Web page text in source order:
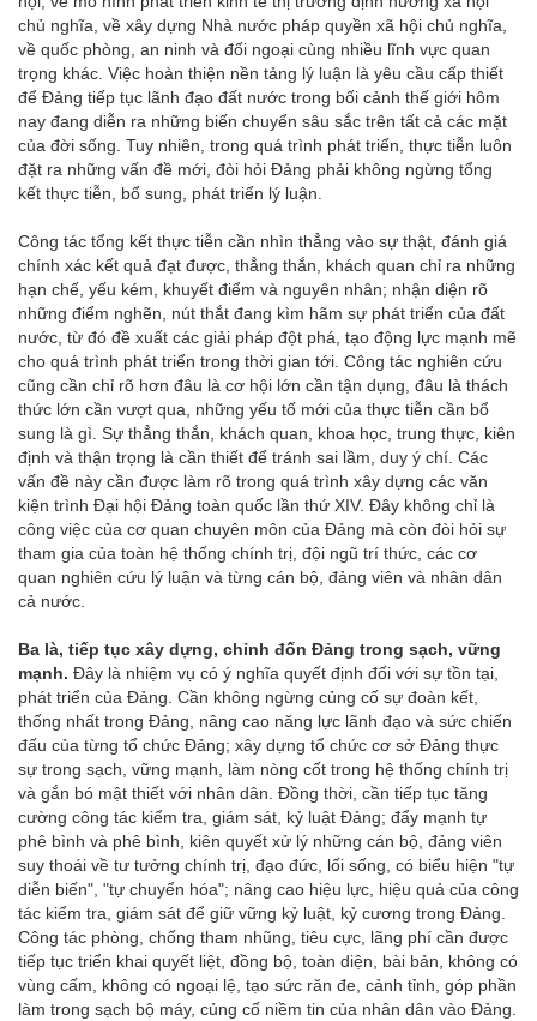
chủ nghĩa, về xây dựng Nhà nước pháp quyền xã hội chủ nghĩa,
về quốc phòng, an ninh và đối ngoại cùng nhiều lĩnh vực quan
trọng khác. Việc hoàn thiện nền tảng lý luận là yêu cầu cấp thiết
để Đảng tiếp tục lãnh đạo đất nước trong bối cảnh thế giới hôm
nay đang diễn ra những biến chuyển sâu sắc trên tất cả các mặt
của đời sống. Tuy nhiên, trong quá trình phát triển, thực tiễn luôn
đặt ra những vấn đề mới, đòi hỏi Đảng phải không ngừng tổng
kết thực tiễn, bổ sung, phát triển lý luận.
Công tác tổng kết thực tiễn cần nhìn thẳng vào sự thật, đánh giá
chính xác kết quả đạt được, thẳng thắn, khách quan chỉ ra những
hạn chế, yếu kém, khuyết điểm và nguyên nhân; nhận diện rõ
những điểm nghẽn, nút thắt đang kìm hãm sự phát triển của đất
nước, từ đó đề xuất các giải pháp đột phá, tạo động lực mạnh mẽ
cho quá trình phát triển trong thời gian tới. Công tác nghiên cứu
cũng cần chỉ rõ hơn đâu là cơ hội lớn cần tận dụng, đâu là thách
thức lớn cần vượt qua, những yếu tố mới của thực tiễn cần bổ
sung là gì. Sự thẳng thắn, khách quan, khoa học, trung thực, kiên
định và thận trọng là cần thiết để tránh sai lầm, duy ý chí. Các
vấn đề này cần được làm rõ trong quá trình xây dựng các văn
kiện trình Đại hội Đảng toàn quốc lần thứ XIV. Đây không chỉ là
công việc của cơ quan chuyên môn của Đảng mà còn đòi hỏi sự
tham gia của toàn hệ thống chính trị, đội ngũ trí thức, các cơ
quan nghiên cứu lý luận và từng cán bộ, đảng viên và nhân dân
cả nước.
Ba là, tiếp tục xây dựng, chỉnh đốn Đảng trong sạch, vững
mạnh. Đây là nhiệm vụ có ý nghĩa quyết định đối với sự tồn tại,
phát triển của Đảng. Cần không ngừng củng cố sự đoàn kết,
thống nhất trong Đảng, nâng cao năng lực lãnh đạo và sức chiến
đấu của từng tổ chức Đảng; xây dựng tổ chức cơ sở Đảng thực
sự trong sạch, vững mạnh, làm nòng cốt trong hệ thống chính trị
và gắn bó mật thiết với nhân dân. Đồng thời, cần tiếp tục tăng
cường công tác kiểm tra, giám sát, kỷ luật Đảng; đẩy mạnh tự
phê bình và phê bình, kiên quyết xử lý những cán bộ, đảng viên
suy thoái về tư tưởng chính trị, đạo đức, lối sống, có biểu hiện "tự
diễn biến", "tự chuyển hóa"; nâng cao hiệu lực, hiệu quả của công
tác kiểm tra, giám sát để giữ vững kỷ luật, kỷ cương trong Đảng.
Công tác phòng, chống tham nhũng, tiêu cực, lãng phí cần được
tiếp tục triển khai quyết liệt, đồng bộ, toàn diện, bài bản, không có
vùng cấm, không có ngoại lệ, tạo sức răn đe, cảnh tỉnh, góp phần
làm trong sạch bộ máy, củng cố niềm tin của nhân dân vào Đảng.